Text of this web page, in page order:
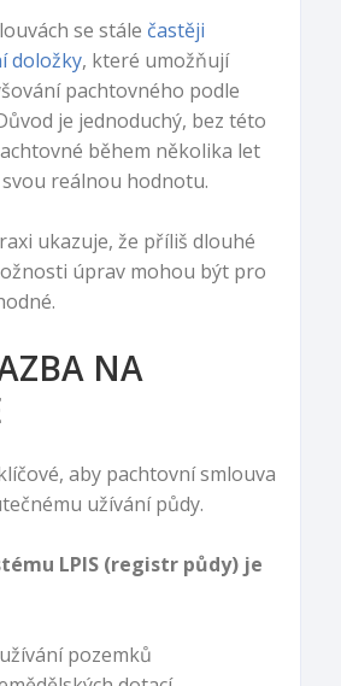
se stále častěji
doložky, které umožňují
pachtovného podle
je jednoduchý, bez této
během několika let
reálnou hodnotu.
ukazuje, že příliš dlouhé
úprav mohou být pro
NA
aby pachtovní smlouva
užívání půdy.
LPIS (registr půdy) je
pozemků